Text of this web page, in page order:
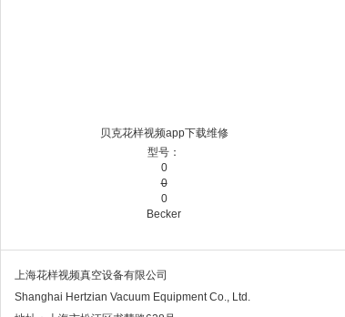
贝克花样视频app下载维修
型号：
0
0
0
Becker
上海花样视频真空设备有限公司
Shanghai Hertzian Vacuum Equipment Co., Ltd.